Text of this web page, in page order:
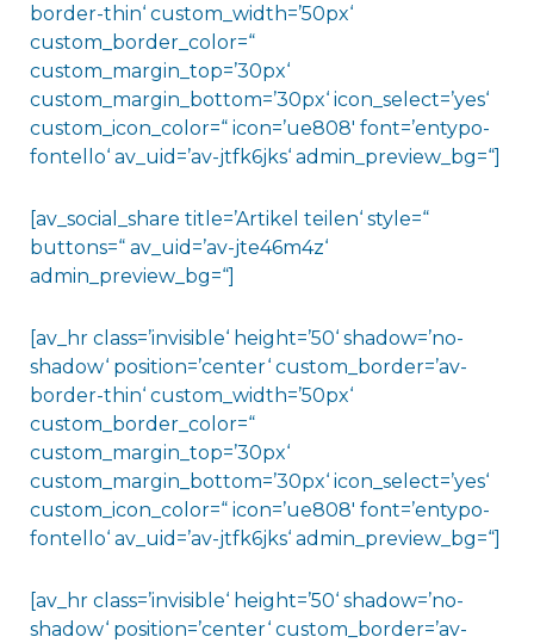
border-thin‘ custom_width=’50px‘
custom_border_color=“
custom_margin_top=’30px‘
custom_margin_bottom=’30px‘ icon_select=’yes‘
custom_icon_color=“ icon=’ue808′ font=’entypo-
fontello‘ av_uid=’av-jtfk6jks‘ admin_preview_bg=“]
[av_social_share title=’Artikel teilen‘ style=“
buttons=“ av_uid=’av-jte46m4z‘
admin_preview_bg=“]
[av_hr class=’invisible‘ height=’50‘ shadow=’no-
shadow‘ position=’center‘ custom_border=’av-
border-thin‘ custom_width=’50px‘
custom_border_color=“
custom_margin_top=’30px‘
custom_margin_bottom=’30px‘ icon_select=’yes‘
custom_icon_color=“ icon=’ue808′ font=’entypo-
fontello‘ av_uid=’av-jtfk6jks‘ admin_preview_bg=“]
[av_hr class=’invisible‘ height=’50‘ shadow=’no-
shadow‘ position=’center‘ custom_border=’av-